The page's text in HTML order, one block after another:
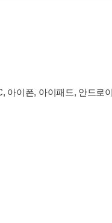
아이폰, 아이패드, 안드로